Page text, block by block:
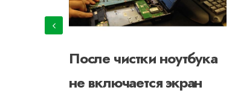
После чистки ноутбука
не включается экран